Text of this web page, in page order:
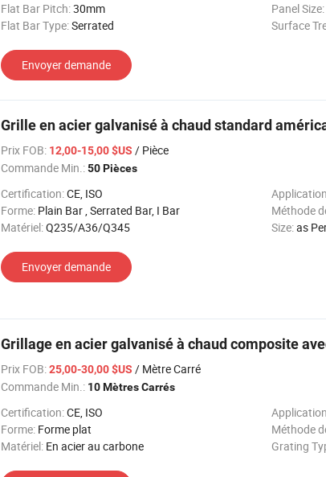
Flat Bar Pitch:30mm Panel Size:
Flat Bar Type:Serrated Surface
Envoyer demande
Grille en acier galvanisé à chaud standard
Prix FOB: 12,00-15,00 $US / Pièce
Commande Min.:50 Pièces
Certification:CE, ISO
Forme: Plain Bar , Serrated Bar, I Bar Méthode
Matériel:Q235/A36/Q345 Size:as
Envoyer demande
Grillage en acier galvanisé à chaud composite
Prix FOB:25,00-30,00 $US / Mètre Carré
Commande Min.: 10 Mètres Carrés
Certification:CE, ISO
Forme: Forme plat Méthode
Matériel: En acier au carbone Grating